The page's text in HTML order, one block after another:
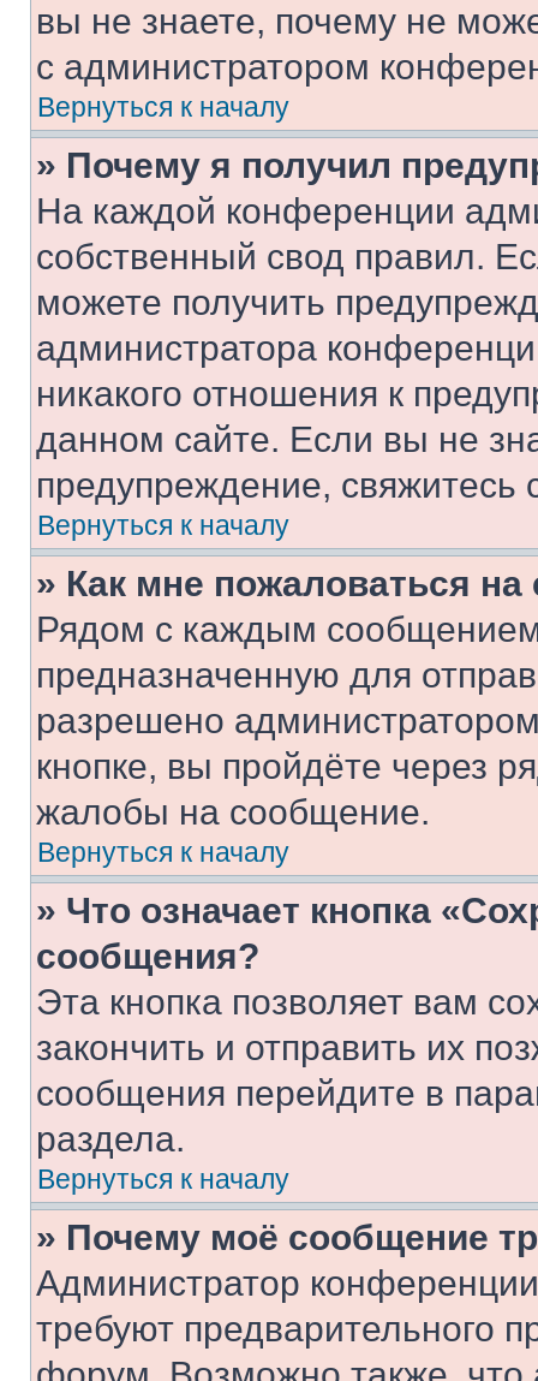
вы не знаете, почему не
с администратором
Вернуться к началу
» Почему я получил
На каждой конференции
собственный свод правил.
можете получить
администратора
никакого отношения к
данном сайте. Если вы не
предупреждение,
Вернуться к началу
» Как мне пожаловаться
Рядом с каждым сообщением
предназначенную для
разрешено
кнопке, вы пройдёте через
жалобы на сообщение.
Вернуться к началу
» Что означает кнопка
сообщения?
Эта кнопка позволяет вам
закончить и отправить их
сообщения перейдите в
раздела.
Вернуться к началу
» Почему моё сообщение
Администратор
требуют предварительного